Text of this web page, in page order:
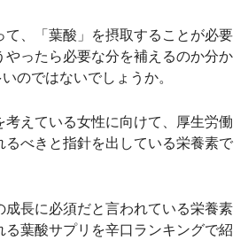
て、「葉酸」を摂取することが必要
やったら必要な分を補えるのか分か
のではないでしょうか。
えている女性に向けて、厚生労働
るべきと指針を出している栄養素で
成長に必須だと言われている栄養素
る葉酸サプリを辛口ランキングで紹